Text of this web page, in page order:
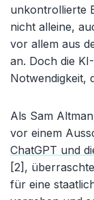
unkontrollierte
nicht alleine,
vor allem aus
an. Doch die
Notwendigkeit,
Als Sam
vor einem
ChatGPT und
[2],
für eine